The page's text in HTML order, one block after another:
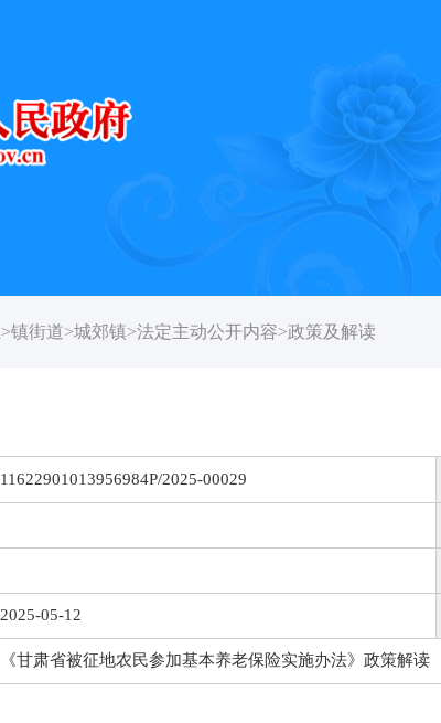
>镇街道>城郊镇>法定主动公开内容>政策及解读
11622901013956984P/2025-00029
2025-05-12
《甘肃省被征地农民参加基本养老保险实施办法》政策解读